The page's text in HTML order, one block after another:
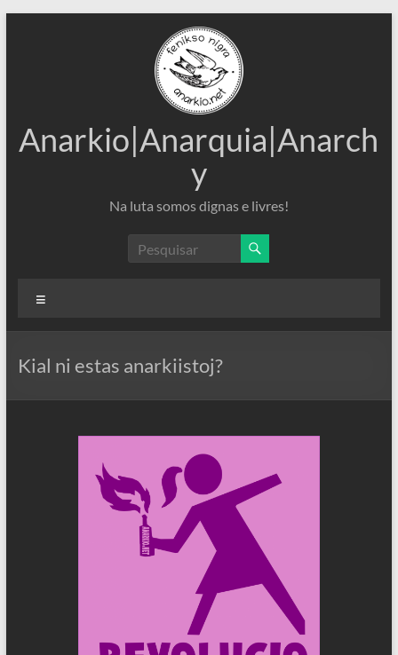
Anarkio|Anarquia|Anarch
y
Na luta somos dignas e livres!
Kial ni estas anarkiistoj?